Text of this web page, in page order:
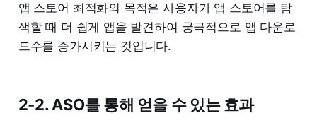
앱 스토어 최적화의 목적은 사용자가 앱 스토어를 탐
색할 때 더 쉽게 앱을 발견하여 궁극적으로 앱 다운로
드수를 증가시키는 것입니다.
2-2. ASO를 통해 얻을 수 있는 효과